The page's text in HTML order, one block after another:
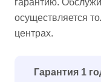
гарантию.
осуществляется
центрах.
Гарантия 1